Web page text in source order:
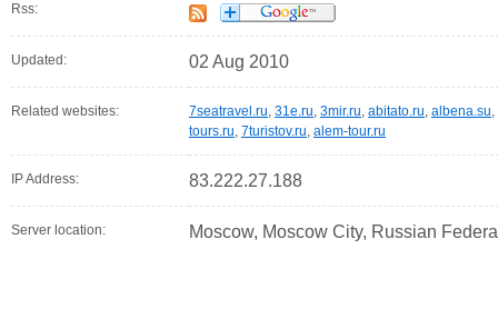
Rss:
Updated: 02 Aug 2010
Related websites: 7seatravel.ru, 31e.ru, 3mir.ru, abitato.ru, albena.su,
tours.ru, 7turistov.ru, alem-tour.ru
IP Address: 83.222.27.188
Server location: Moscow, Moscow City, Russian